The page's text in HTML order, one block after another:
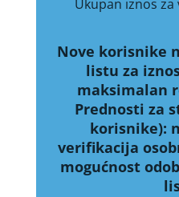
Ukupan iznos za
Nove korisnike
listu za
maksimalan
Prednosti za
korisnike):
verifikacija
mogućnost